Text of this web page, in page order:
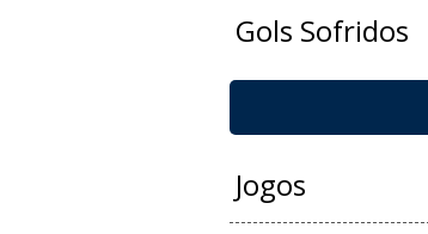
Gols Sofridos
Jogos